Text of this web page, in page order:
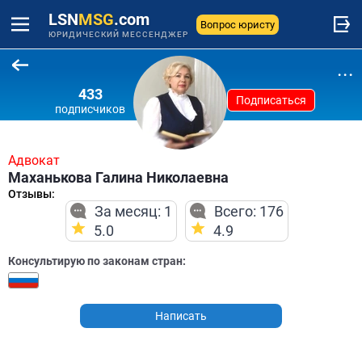
LSNMSG.com
ЮРИДИЧЕСКИЙ МЕССЕНДЖЕР
Вопрос юристу
433
подписчиков
Подписаться
...
Адвокат
Маханькова Галина Николаевна
Отзывы:
За месяц: 1
5.0
Всего: 176
4.9
Консультирую по законам стран:
Написать